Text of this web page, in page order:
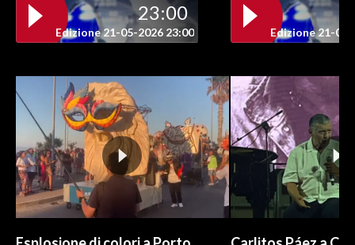
23:00
Edizione 21-05-2026 23:00 Edizione 21-05-